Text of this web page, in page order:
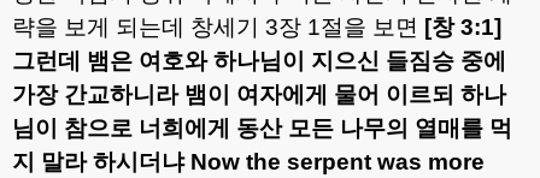
략을 보게 되는데 창세기 3장 1절을 보면 [창3:1]
그런데 뱀은 여호와 하나님이 지으신 들짐승 중에
가장 간교하니라 뱀이 여자에게 물어 이르되 하나
님이 참으로 너희에게 동산 모든 나무의 열매를 먹
지 말라 하시더냐Now the serpent was more